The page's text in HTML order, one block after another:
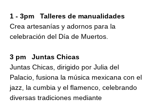
1 - 3pm   Talleres de manualidades
Crea artesanías y adornos para la
celebración del Día de Muertos.
3 pm   Juntas Chicas
Juntas Chicas, dirigido por Julia del
Palacio, fusiona la música mexicana con el
jazz, la cumbia y el flamenco, celebrando
diversas tradiciones mediante